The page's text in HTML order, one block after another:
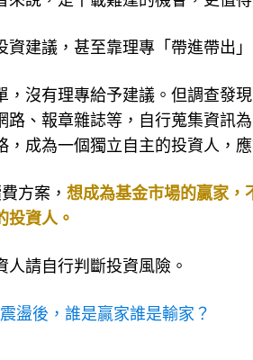
沒有理專給予建議。但調查發
、報章雜誌等，自行蒐集資訊為
方案，想成為基金市場的贏家，